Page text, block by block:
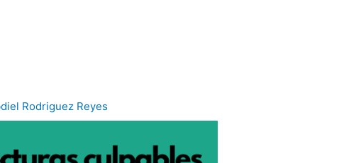
Rodriguez Reyes